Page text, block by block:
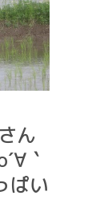
ん
｀
ぱい